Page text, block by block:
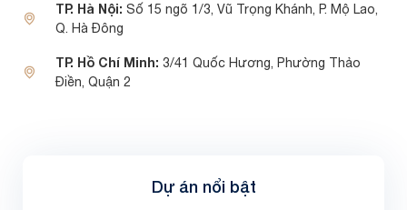
TP. Hà Nội: Số 15 ngõ 1/3, Vũ Trọng Khánh, P. Mộ Lao,
Q. Hà Đông
TP. Hồ Chí Minh: 3/41 Quốc Hương, Phường Thảo
Điền, Quận 2
Dự án nổi bật